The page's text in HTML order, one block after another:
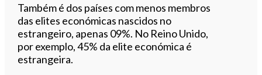
Também é dos países com menos membros
das elites económicas nascidos no
estrangeiro, apenas 09%. No Reino Unido,
por exemplo, 45% da elite económica é
estrangeira.